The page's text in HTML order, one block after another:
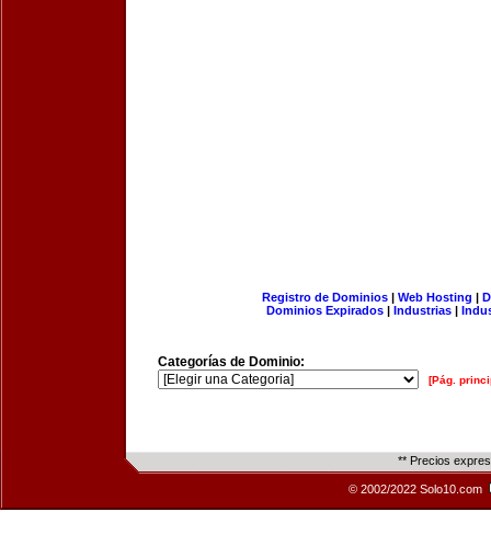
Registro de Dominios| Web Hosting |
Dominios Expirados | Industrias |
Categorías de Dominio:
[Pág.
** Precios
© 2002/2022 Solo10.com